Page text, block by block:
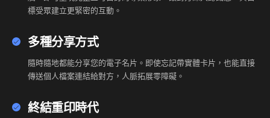
標受眾建立更緊密的互動。
多種分享方式
隨時隨地都能分享您的電子名片。即使忘記帶實體卡片，也能直接
傳送個人檔案連結給對方，人脈拓展零障礙。
終結重印時代